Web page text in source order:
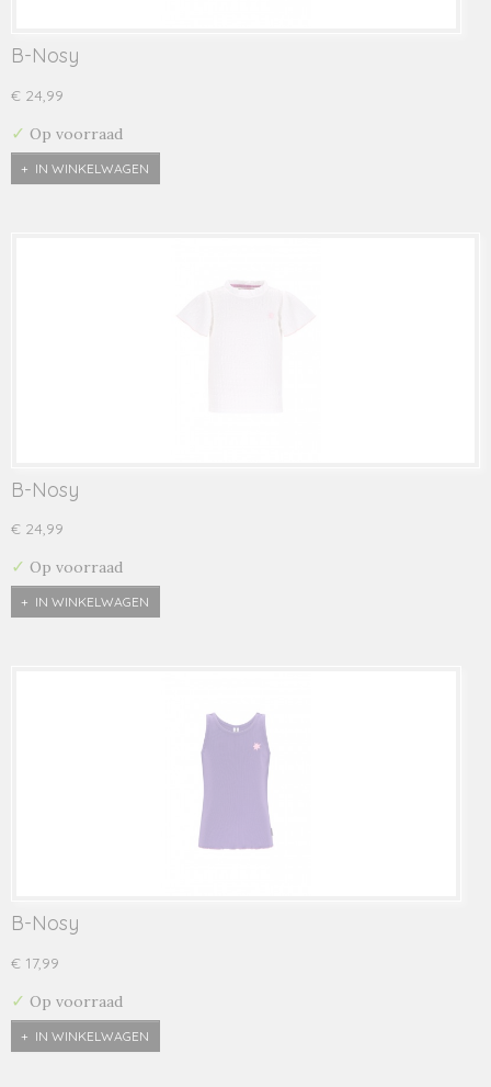
B-Nosy
€ 24,99
✓ Op voorraad
IN WINKELWAGEN
B-Nosy
€ 24,99
✓ Op voorraad
IN WINKELWAGEN
B-Nosy
€ 17,99
✓ Op voorraad
IN WINKELWAGEN